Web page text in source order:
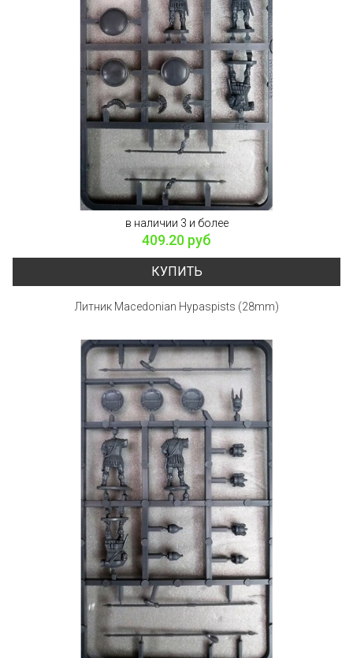
в наличии 3 и более
409.20 руб
КУПИТЬ
Литник Macedonian Hypaspists (28mm)